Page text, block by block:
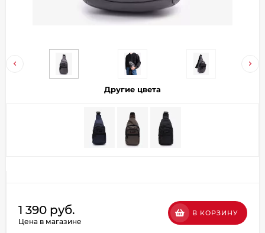
Другие цвета
1 390 руб.
Цена в магазине
В КОРЗИНУ
Оплачивайте сегодня только
% картой любого банка
Получайте товар
выбранный способом
Оставшиеся
% будут
списываться
с вашей карты
каждые 2 недели
об оплате Плайтом